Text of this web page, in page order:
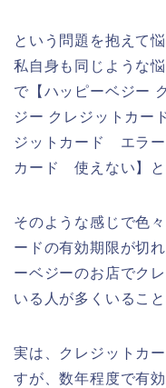
という問題を抱えて
私自身も同じような
で【ハッピーベジー
ジー クレジットカー
ジットカード エラー
カード 使えない】と
そのような感じで色
ードの有効期限が切
ーベジーのお店でク
いる人が多くいるこ
実は、クレジットカ
すが、数年程度で有